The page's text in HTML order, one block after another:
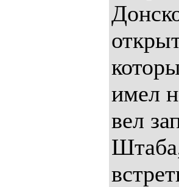
имел
вел